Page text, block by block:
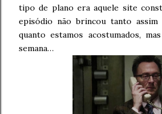
tipo de plano era aquele site
episódio não brincou tanto assim
quanto estamos acostumados,
semana…